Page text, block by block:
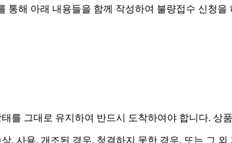
통해 아래 내용들을 함께 작성하여 불량접수 신청을
를 그대로 유지하여 반드시 도착하여야 합니다. 상
, 사용, 개조된 경우, 청결하지 못한 경우, 또는 그